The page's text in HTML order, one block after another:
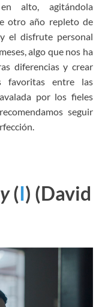
alto, agitándola
otro año repleto de
el disfrute personal
algo que nos ha
diferencias y crear
favoritas entre las
por los fieles
seguir
(I) (David